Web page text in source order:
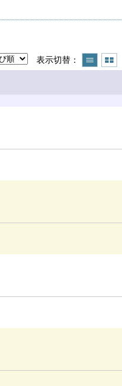
表示切替